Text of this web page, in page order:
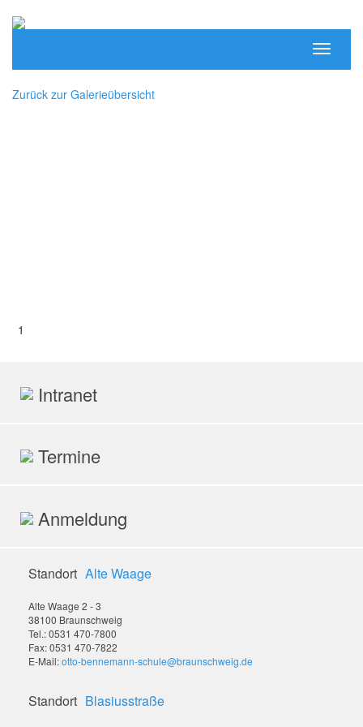
Toggle
Zurück zur Galerieübersicht
1
Intranet
Termine
Anmeldung
Standort Alte Waage
Alte Waage 2 - 3
38100 Braunschweig
Tel.: 0531 470-7800
Fax: 0531 470-7822
E-Mail:otto-bennemann-schule@braunschweig.de
Standort Blasiusstraße